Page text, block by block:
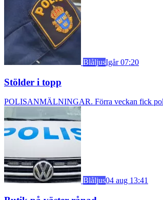
BlåljusIgår 07:20
Stölder i topp
POLISANMÄLNINGAR. Förra veckan fick
Blåljus04 aug 13:41